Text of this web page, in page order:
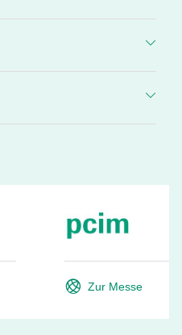
Zur Messe